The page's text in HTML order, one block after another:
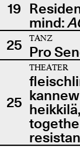
19
mind:
25
TANZ
Pro
25
THEATER